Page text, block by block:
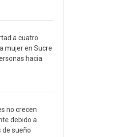
a cuatro
mujer en Sucre
hacia
no crecen
debido a
de sueño